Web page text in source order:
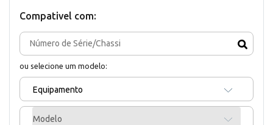
Compativel com:
ou selecione um modelo:
Equipamento
Modelo